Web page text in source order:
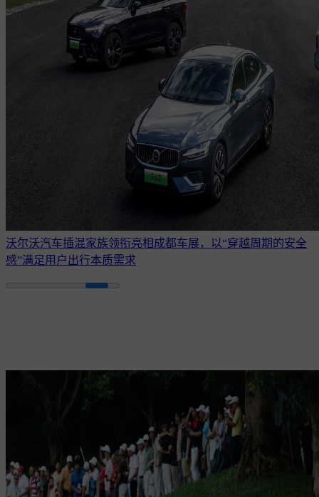
沃尔沃汽车插混家族领衔亮相成都车展，以“穿越周期的安全
感”满足用户出行本质需求